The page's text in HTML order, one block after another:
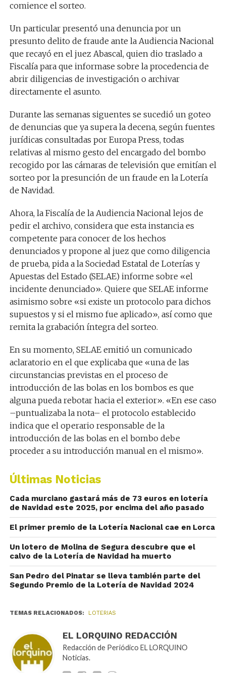
comience el sorteo.
Un particular presentó una denuncia por un
presunto delito de fraude ante la Audiencia Nacional
que recayó en el juez Abascal, quien dio traslado a
Fiscalía para que informase sobre la procedencia de
abrir diligencias de investigación o archivar
directamente el asunto.
Durante las semanas siguentes se sucedió un goteo
de denuncias que ya supera la decena, según fuentes
jurídicas consultadas por Europa Press, todas
relativas al mismo gesto del encargado del bombo
recogido por las cámaras de televisión que emitían el
sorteo por la presunción de un fraude en la Lotería
de Navidad.
Ahora, la Fiscalía de la Audiencia Nacional lejos de
pedir el archivo, considera que esta instancia es
competente para conocer de los hechos
denunciados y propone al juez que como diligencia
de prueba, pida a la Sociedad Estatal de Loterías y
Apuestas del Estado (SELAE) informe sobre «el
incidente denunciado». Quiere que SELAE informe
asimismo sobre «si existe un protocolo para dichos
supuestos y si el mismo fue aplicado», así como que
remita la grabación íntegra del sorteo.
En su momento, SELAE emitió un comunicado
aclaratorio en el que explicaba que «una de las
circunstancias previstas en el proceso de
introducción de las bolas en los bombos es que
alguna pueda rebotar hacia el exterior». «En ese caso
–puntualizaba la nota– el protocolo establecido
indica que el operario responsable de la
introducción de las bolas en el bombo debe
proceder a su introducción manual en el mismo».
Últimas Noticias
Cada murciano gastará más de 73 euros en lotería
de Navidad este 2025, por encima del año pasado
El primer premio de la Lotería Nacional cae en Lorca
Un lotero de Molina de Segura descubre que el
calvo de la Lotería de Navidad ha muerto
San Pedro del Pinatar se lleva también parte del
Segundo Premio de la Lotería de Navidad 2024
TEMAS RELACIONADOS: LOTERIAS
EL LORQUINO REDACCIÓN
Redacción de Periódico EL LORQUINO
Noticias.